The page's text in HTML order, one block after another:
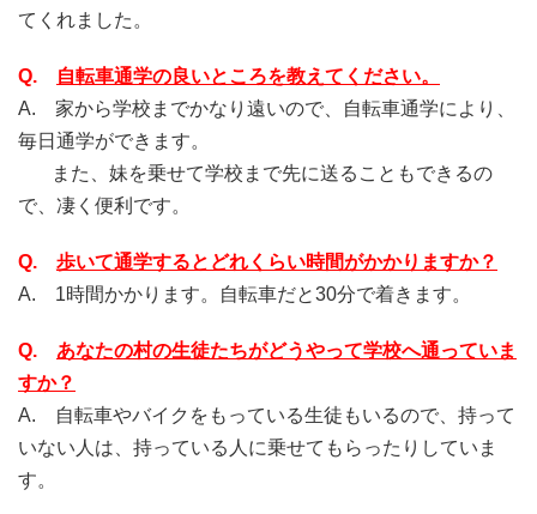
てくれました。
Q.
自転車通学の良いところを教えてください。
A. 家から学校までかなり遠いので、自転車通学により、
毎日通学ができます。
また、妹を乗せて学校まで先に送ることもできるの
で、凄く便利です。
Q. 歩いて通学するとどれくらい時間がかかりますか？
A. 1時間かかります。自転車だと30分で着きます。
Q. あなたの村の生徒たちがどうやって学校へ通っていま
すか？
A. 自転車やバイクをもっている生徒もいるので、持って
いない人は、持っている人に乗せてもらったりしていま
す。